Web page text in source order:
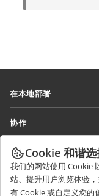
在本地部署
协作空间
工作区
连接器
协作
针对翻译人员
针对博主
获取最新资讯
博客
获取帮助
Cookie 和谐
我们的网站使用 Cookie
站、提升用户浏览体验
有 Cookie 或自定义您的